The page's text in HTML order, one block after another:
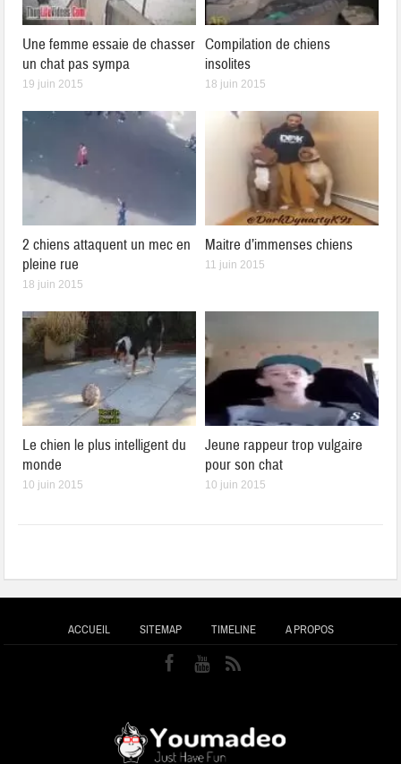
Une femme essaie de chasser
un chat pas sympa
19 juin 2015
Compilation de chiens
insolites
18 juin 2015
2 chiens attaquent un mec en
pleine rue
18 juin 2015
Maitre d’immenses chiens
11 juin 2015
Le chien le plus intelligent du
monde
10 juin 2015
Jeune rappeur trop vulgaire
pour son chat
10 juin 2015
ACCUEIL SITEMAP TIMELINE A PROPOS